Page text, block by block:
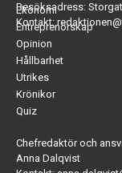
Besöksadress:
Kontakt:
Ekonomi
Entreprenörskap
Opinion
Hållbarhet
Utrikes
Krönikor
Quiz
Chefredaktör och
Anna Dalqvist